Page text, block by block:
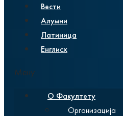
Вести
Алумни
Латиница
Енглисх
Мену
О Факултету
Организација